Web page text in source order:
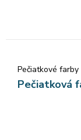
Pečiatkové farby
Pečiatková